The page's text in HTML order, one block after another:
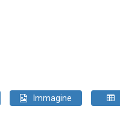
Immagine